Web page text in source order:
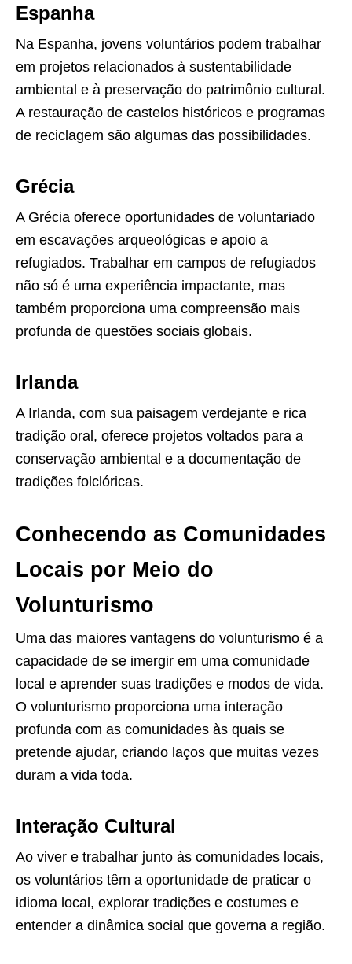
Espanha
Na Espanha, jovens voluntários podem trabalhar
em projetos relacionados à sustentabilidade
ambiental e à preservação do patrimônio cultural.
A restauração de castelos históricos e programas
de reciclagem são algumas das possibilidades.
Grécia
A Grécia oferece oportunidades de voluntariado
em escavações arqueológicas e apoio a
refugiados. Trabalhar em campos de refugiados
não só é uma experiência impactante, mas
também proporciona uma compreensão mais
profunda de questões sociais globais.
Irlanda
A Irlanda, com sua paisagem verdejante e rica
tradição oral, oferece projetos voltados para a
conservação ambiental e a documentação de
tradições folclóricas.
Conhecendo as Comunidades
Locais por Meio do
Volunturismo
Uma das maiores vantagens do volunturismo é a
capacidade de se imergir em uma comunidade
local e aprender suas tradições e modos de vida.
O volunturismo proporciona uma interação
profunda com as comunidades às quais se
pretende ajudar, criando laços que muitas vezes
duram a vida toda.
Interação Cultural
Ao viver e trabalhar junto às comunidades locais,
os voluntários têm a oportunidade de praticar o
idioma local, explorar tradições e costumes e
entender a dinâmica social que governa a região.